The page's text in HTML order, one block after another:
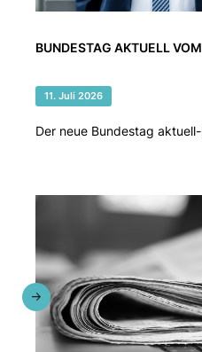
BUNDESTAG AKTUELL
11. Juli 2026
Der neue Bundestag